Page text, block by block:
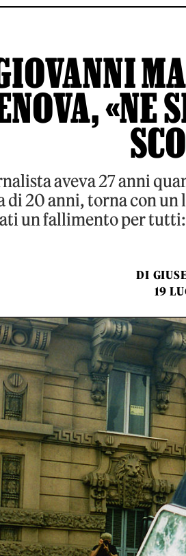
«NE
aveva 27 anni
di 20 anni, torna con
un fallimento per tutti:
DI
19